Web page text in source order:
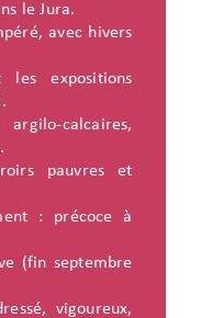
le Jura.
avec hivers
les expositions
calcaires,
pauvres et
: précoce à
(fin septembre
vigoureux,